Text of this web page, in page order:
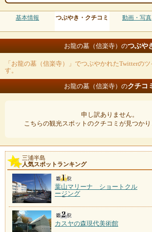
基本情報 つぶやき・クチコミ 動画・写真
お龍の墓（信楽寺）のつぶや
「お龍の墓（信楽寺）」でつぶやかれたTwitterの
す。
お龍の墓（信楽寺）のクチコ
申し訳ありません。
こちらの観光スポットのクチコミが見つかり
三浦半島
人気スポットランキング
葉山マリーナ ショートクル
ージング
カスヤの森現代美術館